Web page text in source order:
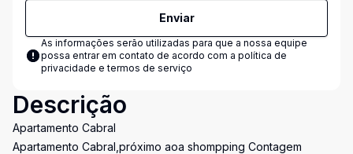
Enviar
As informações serão utilizadas para que a nossa equipe
possa entrar em contato de acordo com a política de
privacidade e termos de serviço
Descrição
Apartamento Cabral
Apartamento Cabral,próximo aoa shompping Contagem